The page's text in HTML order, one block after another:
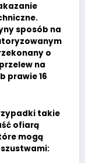
sposób na
o
na
prawie 16
takie
ofiarą
mogą